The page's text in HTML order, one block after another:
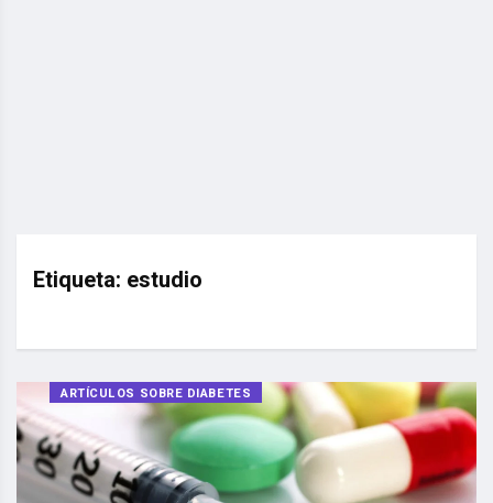
Etiqueta: estudio
ARTÍCULOS SOBRE DIABETES